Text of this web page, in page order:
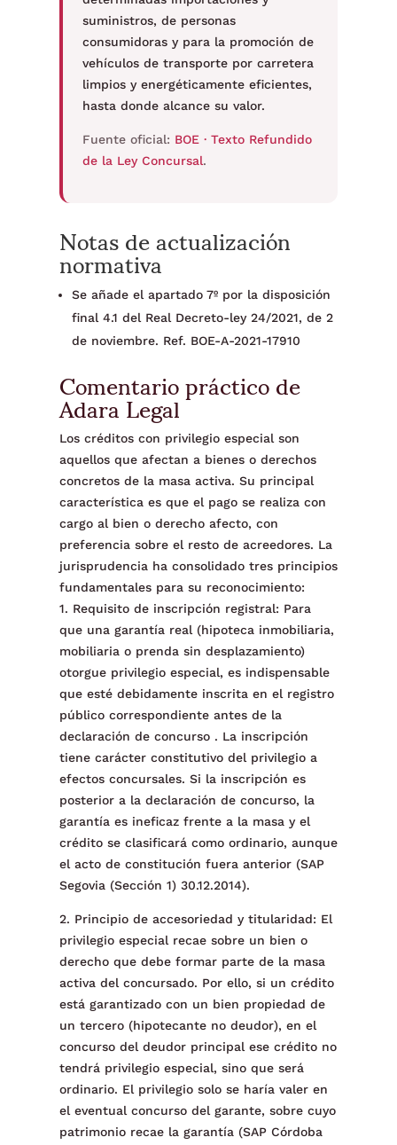
suministros, de personas
consumidoras y para la promoción de
vehículos de transporte por carretera
limpios y energéticamente eficientes,
hasta donde alcance su valor.
Fuente oficial: BOE · Texto Refundido
de la Ley Concursal.
Notas de actualización
normativa
Se añade el apartado 7º por la disposición
final 4.1 del Real Decreto-ley 24/2021, de 2
de noviembre. Ref. BOE-A-2021-17910
Comentario práctico de
Adara Legal
Los créditos con privilegio especial son
aquellos que afectan a bienes o derechos
concretos de la masa activa. Su principal
característica es que el pago se realiza con
cargo al bien o derecho afecto, con
preferencia sobre el resto de acreedores. La
jurisprudencia ha consolidado tres principios
fundamentales para su reconocimiento:
1. Requisito de inscripción registral: Para
que una garantía real (hipoteca inmobiliaria,
mobiliaria o prenda sin desplazamiento)
otorgue privilegio especial, es indispensable
que esté debidamente inscrita en el registro
público correspondiente antes de la
declaración de concurso . La inscripción
tiene carácter constitutivo del privilegio a
efectos concursales. Si la inscripción es
posterior a la declaración de concurso, la
garantía es ineficaz frente a la masa y el
crédito se clasificará como ordinario, aunque
el acto de constitución fuera anterior (SAP
Segovia (Sección 1) 30.12.2014).
2. Principio de accesoriedad y titularidad: El
privilegio especial recae sobre un bien o
derecho que debe formar parte de la masa
activa del concursado. Por ello, si un crédito
está garantizado con un bien propiedad de
un tercero (hipotecante no deudor), en el
concurso del deudor principal ese crédito no
tendrá privilegio especial, sino que será
ordinario. El privilegio solo se haría valer en
el eventual concurso del garante, sobre cuyo
patrimonio recae la garantía (SAP Córdoba